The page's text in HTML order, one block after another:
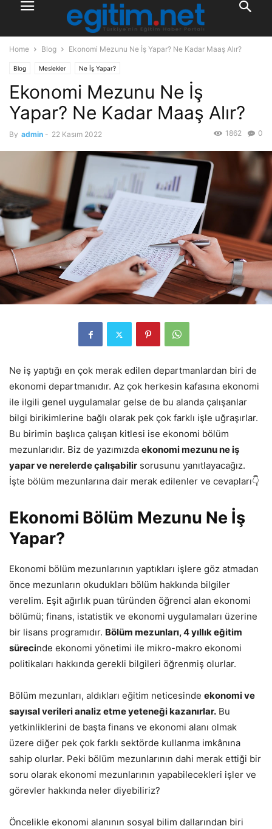
Home Blog Ekonomi Mezunu Ne İş Yapar? Ne Kadar Maaş Alır?
Blog Meslekler Ne İş Yapar?
Ekonomi Mezunu Ne İş
Yapar? Ne Kadar Maaş Alır?
By admin - 22 Kasım 2022 0
1862
Ne iş yaptığı en çok merak edilen departmanlardan biri de
ekonomi departmanıdır. Az çok herkesin kafasına ekonomi
ile ilgili genel uygulamalar gelse de bu alanda çalışanlar
bilgi birikimlerine bağlı olarak pek çok farklı işle uğraşırlar.
Bu birimin başlıca çalışan kitlesi ise ekonomi bölüm
mezunlarıdır. Biz de yazımızda ekonomi mezunu ne iş
yapar ve nerelerde çalışabilir sorusunu yanıtlayacağız.
İşte bölüm mezunlarına dair merak edilenler ve cevapları👇
Ekonomi Bölüm Mezunu Ne İş
Yapar?
Ekonomi bölüm mezunlarının yaptıkları işlere göz atmadan
önce mezunların okudukları bölüm hakkında bilgiler
verelim. Eşit ağırlık puan türünden öğrenci alan ekonomi
bölümü; finans, istatistik ve ekonomi uygulamaları üzerine
bir lisans programıdır. Bölüm mezunları, 4 yıllık eğitim
sürecinde ekonomi yönetimi ile mikro-makro ekonomi
politikaları hakkında gerekli bilgileri öğrenmiş olurlar.
Bölüm mezunları, aldıkları eğitim neticesinde ekonomi ve
sayısal verileri analiz etme yeteneği kazanırlar. Bu
yetkinliklerini de başta finans ve ekonomi alanı olmak
üzere diğer pek çok farklı sektörde kullanma imkânına
sahip olurlar. Peki bölüm mezunlarının dahi merak ettiği bir
soru olarak ekonomi mezunlarının yapabilecekleri işler ve
görevler hakkında neler diyebiliriz?
Öncelikle ekonomi alanının sosyal bilim dallarından biri